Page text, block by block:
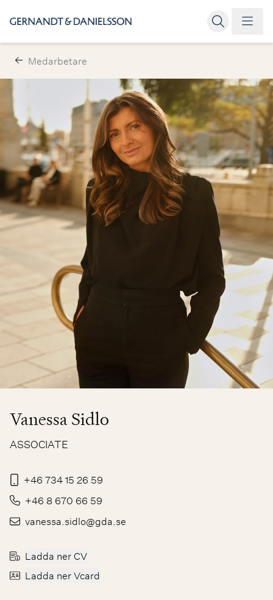
Medarbetare
Vanessa Sidlo
ASSOCIATE
+46 734 15 26 59
+46 8 670 66 59
vanessa.sidlo@gda.se
Ladda ner CV
Ladda ner Vcard